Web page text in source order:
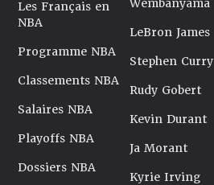
Les Français en
NBA
Programme NBA
Classements NBA
Salaires NBA
Playoffs NBA
Dossiers NBA
Wembanyama
LeBron James
Stephen Curry
Rudy Gobert
Kevin Durant
Ja Morant
Kyrie Irving